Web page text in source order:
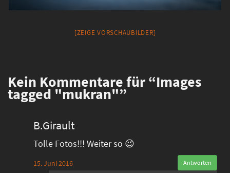
[ZEIGE VORSCHAUBILDER]
Kein Kommentare für “Images
tagged "mukran"”
B.Girault
Tolle Fotos!!! Weiter so 😉
15. Juni 2016 Antworten